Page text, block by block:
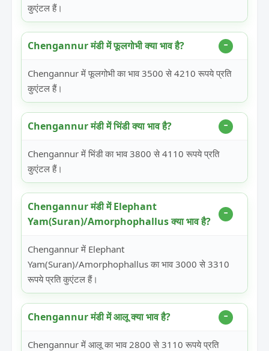
कुएंटल हैं।
Chengannur मंडी में फूलगोभी क्या भाव है?
Chengannur में फूलगोभी का भाव 3500 से 4210 रूपये प्रति
कुएंटल हैं।
Chengannur मंडी में भिंडी क्या भाव है?
Chengannur में भिंडी का भाव 3800 से 4110 रूपये प्रति
कुएंटल हैं।
Chengannur मंडी में Elephant
Yam(Suran)/Amorphophallus क्या भाव है?
Chengannur में Elephant
Yam(Suran)/Amorphophallus का भाव 3000 से 3310
रूपये प्रति कुएंटल हैं।
Chengannur मंडी में आलू क्या भाव है?
Chengannur में आलू का भाव 2800 से 3110 रूपये प्रति